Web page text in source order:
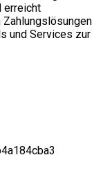
erreicht
Zahlungslösungen
und Services zur